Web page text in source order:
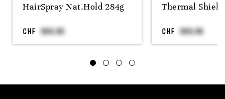
HairSpray Nat.Hold 284g
CHF
Thermal
CHF